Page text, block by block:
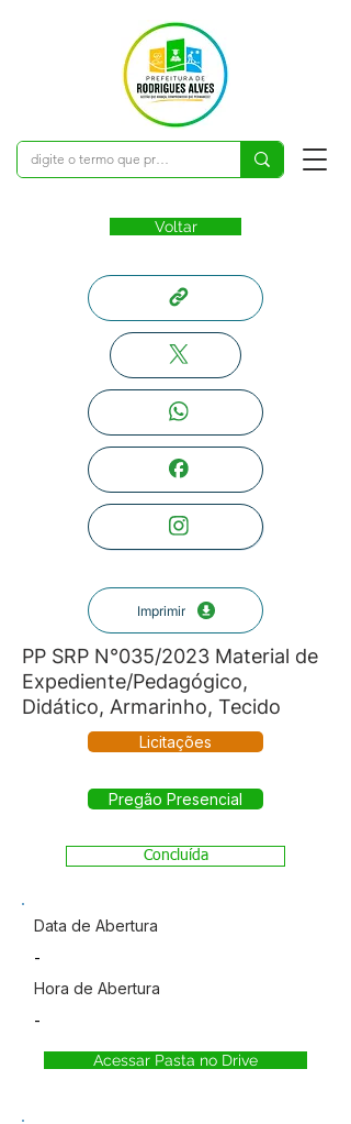
Voltar
Imprimir
PP SRP N°035/2023 Material de
Expediente/Pedagógico,
Didático, Armarinho, Tecido
Licitações
Pregão Presencial
Concluída
Data de Abertura
-
Hora de Abertura
-
Acessar Pasta no Drive